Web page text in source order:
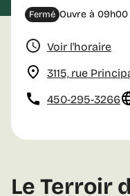
Fermé Ouvre à 09h00
Voir l'horaire
3115, rue
450-295-3266
Le Terroir